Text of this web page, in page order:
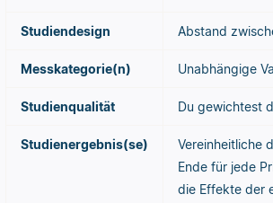
Studiendesign Abstand
Messkategorie(n) Unabhängige
Studienqualität Du gewichtest
Studienergebnis(se)
Vereinheitliche
Ende für jede
die Effekte der